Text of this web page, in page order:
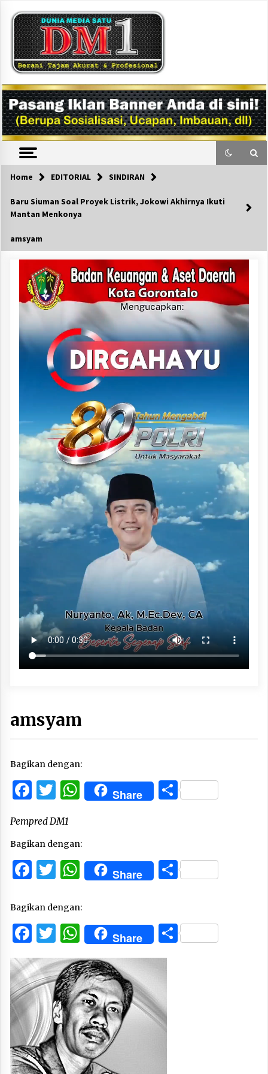
content
DM1
Home EDITORIAL SINDIRAN
Baru Siuman Soal Proyek Listrik, Jokowi Akhirnya Ikuti
Mantan Menkonya
amsyam
amsyam
Bagikan dengan:
Facebook
Twitter
WhatsApp
Share Share
Pempred DM1
Bagikan dengan:
Facebook
Twitter
WhatsApp
Share Share
Bagikan dengan:
Facebook
Twitter
WhatsApp
Share Share